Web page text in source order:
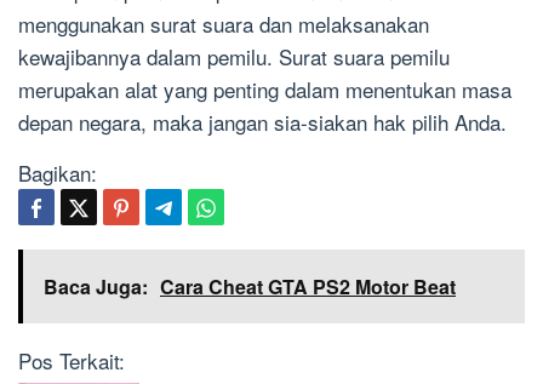
menggunakan surat suara dan melaksanakan
kewajibannya dalam pemilu. Surat suara pemilu
merupakan alat yang penting dalam menentukan masa
depan negara, maka jangan sia-siakan hak pilih Anda.
Bagikan:
Baca Juga: Cara Cheat GTA PS2 Motor Beat
Pos Terkait: